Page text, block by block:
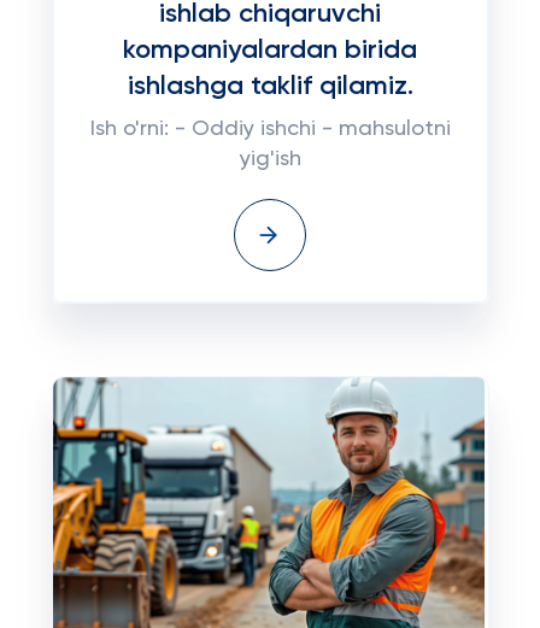
ishlab chiqaruvchi
kompaniyalardan birida
ishlashga taklif qilamiz.
Ish o'rni: - Oddiy ishchi - mahsulotni
yig'ish